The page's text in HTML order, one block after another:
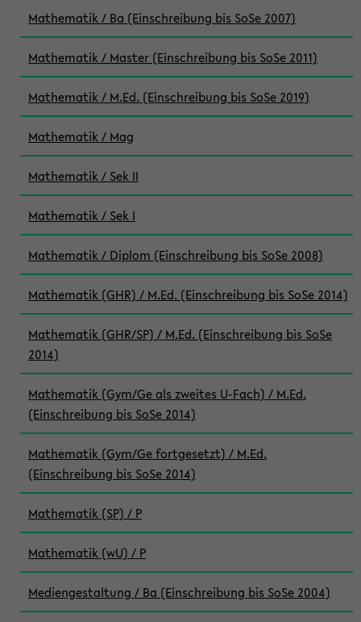
Mathematik / Ba (Einschreibung bis SoSe 2007)
Mathematik / Master (Einschreibung bis SoSe 2011)
Mathematik / M.Ed. (Einschreibung bis SoSe 2019)
Mathematik / Mag
Mathematik / Sek II
Mathematik / Sek I
Mathematik / Diplom (Einschreibung bis SoSe 2008)
Mathematik (GHR) / M.Ed. (Einschreibung bis SoSe 2014)
Mathematik (GHR/SP) / M.Ed. (Einschreibung bis SoSe
2014)
Mathematik (Gym/Ge als zweites U-Fach) / M.Ed.
(Einschreibung bis SoSe 2014)
Mathematik (Gym/Ge fortgesetzt) / M.Ed.
(Einschreibung bis SoSe 2014)
Mathematik (SP) / P
Mathematik (wU) / P
Mediengestaltung / Ba (Einschreibung bis SoSe 2004)